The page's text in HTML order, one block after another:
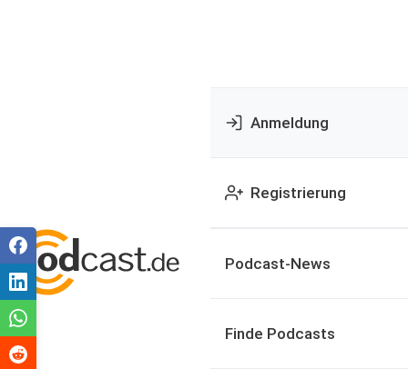
Anmeldung
Registrierung
Podcast-News
Finde Podcasts